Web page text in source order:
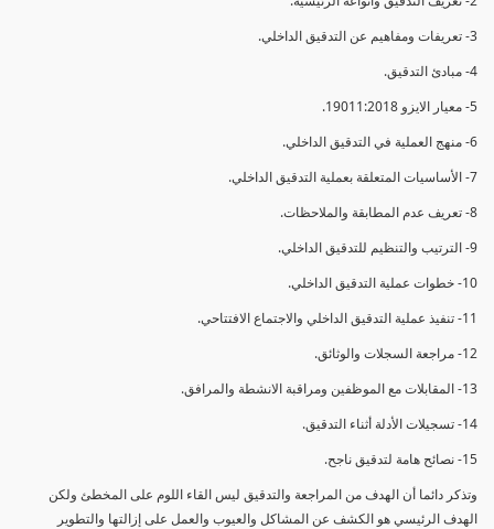
3- تعريفات ومفاهيم عن التدقيق الداخلي.
4- مبادئ التدقيق.
5- معيار الايزو 19011:2018.
6- منهج العملية في التدقيق الداخلي.
7- الأساسيات المتعلقة بعملية التدقيق الداخلي.
8- تعريف عدم المطابقة والملاحظات.
9- الترتيب والتنظيم للتدقيق الداخلي.
10- خطوات عملية التدقيق الداخلي.
11- تنفيذ عملية التدقيق الداخلي والاجتماع الافتتاحي.
12- مراجعة السجلات والوثائق.
13- المقابلات مع الموظفين ومراقبة الانشطة والمرافق.
14- تسجيلات الأدلة أثناء التدقيق.
15- نصائح هامة لتدقيق ناجح.
وتذكر دائما أن الهدف من المراجعة والتدقيق ليس القاء اللوم على المخطئ ولكن
الهدف الرئيسي هو الكشف عن المشاكل والعيوب والعمل على إزالتها والتطوير